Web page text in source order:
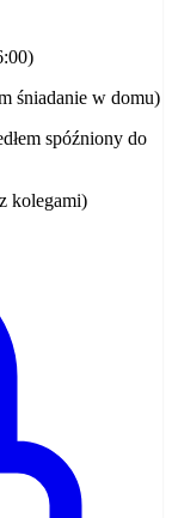
śniadanie w domu)
spóźniony do
kolegami)